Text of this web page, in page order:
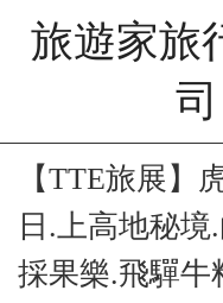
旅遊家旅
【TTE旅展】
日.上高地秘
採果樂.飛驒牛